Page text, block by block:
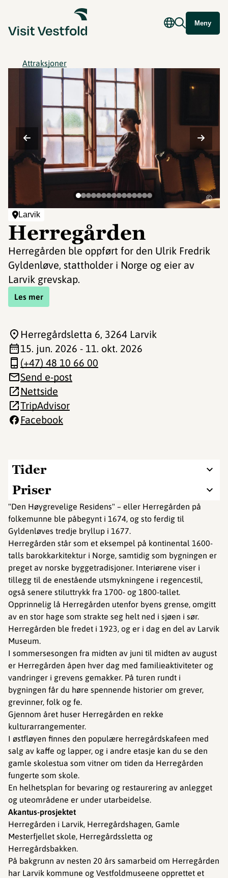
Meny
Attraksjoner
Larvik
Herregården
Herregården ble oppført for den Ulrik Fredrik
Gyldenløve, stattholder i Norge og eier av
Larvik grevskap.
Les mer
©
Tider
Priser
"Den Høygrevelige Residens" – eller Herregården på
folkemunne ble påbegynt i 1674, og sto ferdig til
Gyldenløves tredje bryllup i 1677.
Herregården står som et eksempel på kontinental 1600-
talls barokkarkitektur i Norge, samtidig som bygningen er
preget av norske byggetradisjoner. Interiørene viser i
tillegg til de enestående utsmykningene i regencestil,
også senere stiluttrykk fra 1700- og 1800-tallet.
Opprinnelig lå Herregården utenfor byens grense, omgitt
av en stor hage som strakte seg helt ned i sjøen i sør.
Herregården ble fredet i 1923, og er i dag en del av Larvik
Museum.
I sommersesongen fra midten av juni til midten av august
er Herregården åpen hver dag med familieaktiviteter og
vandringer i grevens gemakker. På turen rundt i
bygningen får du høre spennende historier om grever,
grevinner, folk og fe.
Gjennom året huser Herregården en rekke
kulturarrangementer.
I østfløyen finnes den populære herregårdskafeen med
salg av kaffe og lapper, og i andre etasje kan du se den
gamle skolestua som vitner om tiden da Herregården
fungerte som skole.
En helhetsplan for bevaring og restaurering av anlegget
og uteområdene er under utarbeidelse.
Akantus-prosjektet
Herregården i Larvik, Herregårdshagen, Gamle
Mesterfjellet skole, Herregårdssletta og
Herregårdsbakken.
På bakgrunn av nesten 20 års samarbeid om Herregården
har Larvik kommune og Vestfoldmuseene opprettet et
Herregårdsletta 6, 3264 Larvik
15. jun. 2026 - 11. okt. 2026
(+47) 48 10 66 00
Send e-post
Nettside
TripAdvisor
Facebook